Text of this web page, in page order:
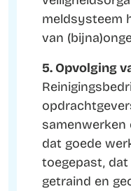
meldsysteem
van
5. Opvolging
samenwerken
dat goede
toegepast, dat
getraind en